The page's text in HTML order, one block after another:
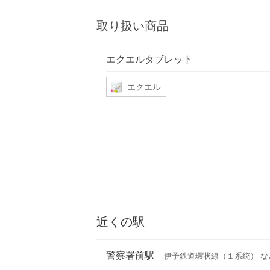
取り扱い商品
エクエルタブレット
エクエル
近くの駅
警察署前駅 伊予鉄道環状線（１系統） な